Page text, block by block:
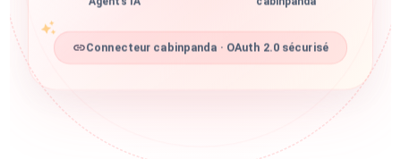
Agents IA cabinpanda
Connecteur cabinpanda · OAuth 2.0 sécurisé